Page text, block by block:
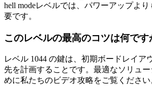
hell modeレベルでは、パワーアップよ
要です。
このレベルの最高のコツは何です
レベル 1044 の鍵は、初期ボードレイア
先を計画することです。最適なソリュ
めに私たちのビデオ攻略をご覧ください